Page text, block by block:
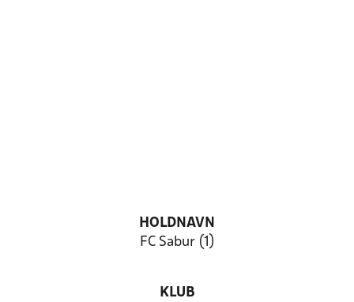
HOLDNAVN
FC Sabur (1)
KLUB